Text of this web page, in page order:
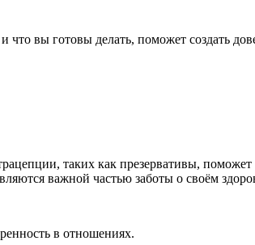
вы готовы делать, поможет создать
ции, таких как презервативы, поможет
важной частью заботы о своём
в отношениях.